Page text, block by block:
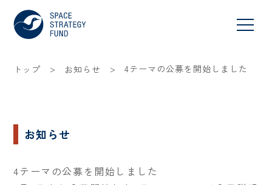
トップ > お知らせ > 4テーマの公募を開始しました
お知らせ
4テーマの公募を開始しました